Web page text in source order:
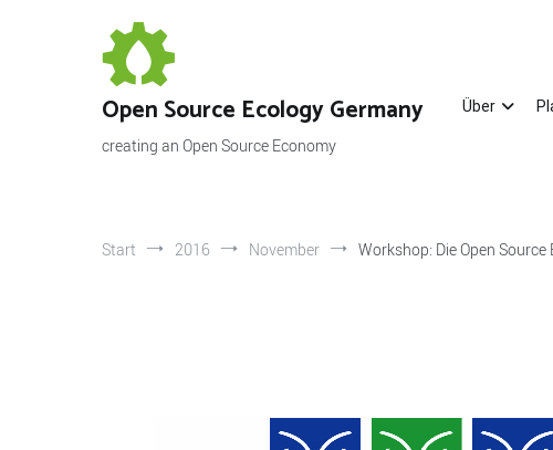
Open Source Ecology Germany
creating an Open Source Economy
Über
Start 2016 November Workshop: Die Open